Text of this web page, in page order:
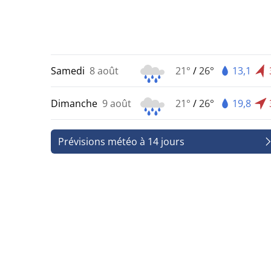
Samedi 8 août 21° /26° 13,1
Dimanche 9 août 21° /26° 19,8
Prévisions météo à 14 jours